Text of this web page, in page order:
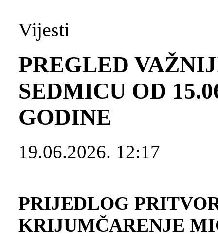
Vijesti
PREGLED
SEDMICU OD
GODINE
19.06.2026. 12:17
PRIJEDLOG
KRIJUMČARENJE